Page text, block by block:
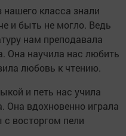
нашего класса знали
и быть не могло. Ведь
нам преподавала
Она научила нас любить
любовь к чтению.
и петь нас учила
Она вдохновенно играла
с восторгом пели